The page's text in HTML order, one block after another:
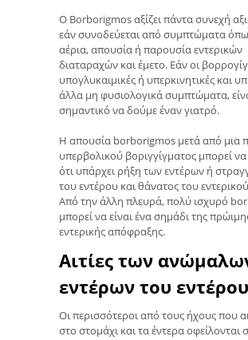
Ο Borborigmos αξίζει πάντα συνεχή
εάν συνοδεύεται από συμπτώματα
αέρια, απουσία ή παρουσία εντερικών
διαταραχών και έμετο. Εάν οι
υπογλυκαιμικές ή υπερκινητικές και
άλλα μη φυσιολογικά συμπτώματα,
σημαντικό να δούμε έναν γιατρό.
Η απουσία borborigmos μετά από μια
υπερβολικού βοριγγίγματος μπορεί να
ότι υπάρχει ρήξη των εντέρων ή
του εντέρου και θάνατος του
Από την άλλη πλευρά, πολύ ισχυρό
μπορεί να είναι ένα σημάδι της
εντερικής απόφραξης.
Αιτίες των
εντέρων του εντέρου
Οι περισσότεροι από τους ήχους που
στο στομάχι και τα έντερα οφείλονται